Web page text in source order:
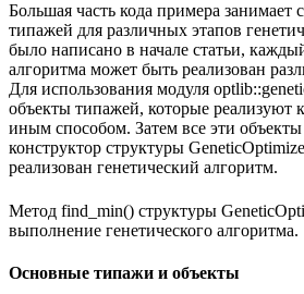
Большая часть кода примера занимает
типажей для различных этапов
было написано в начале статьи,
алгоритма может быть реализован
Для использования модуля
объекты типажей, которые реализуют
иным способом. Затем все эти
конструктор структуры
реализован генетический алгоритм.
Метод find_min() структуры
выполнение генетического алгоритма.
Основные типажи и объекты